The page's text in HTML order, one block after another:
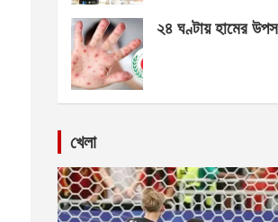
২৪ ঘণ্টায় হামের
খেলা